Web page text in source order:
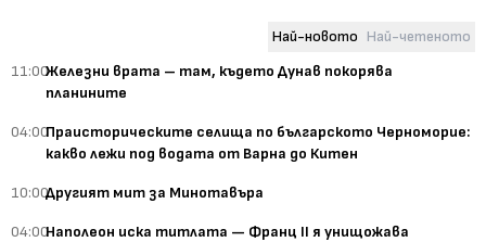
Най-новото Най-четеното
11:00Железни врата – там, където Дунав покорява
планините
04:00Праисторическите селища по българското Черноморие:
какво лежи под водата от Варна до Китен
10:00Другият мит за Минотавъра
04:00Наполеон иска титлата — Франц II я унищожава